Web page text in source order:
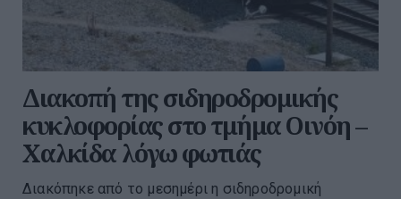
Διακοπή της σιδηροδρομικής
κυκλοφορίας στο τμήμα Οινόη –
Χαλκίδα λόγω φωτιάς
Διακόπηκε από το μεσημέρι η σιδηροδρομική